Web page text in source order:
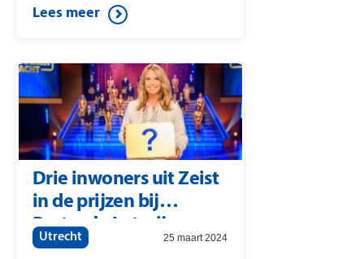
zien was bij SBS6. Tijdens de
spannende halve finale besluit hij
knop te drukken verzekert hij zich
van dit mooie bedrag. Nick is met
49 wijkgenoten uit Mijdrecht
aanwezig in de studio.
Lees meer
Drie inwoners uit Zeist
in de prijzen bij
Postcode Loterij
Miljoenenjacht
Utrecht 25 maart 2024